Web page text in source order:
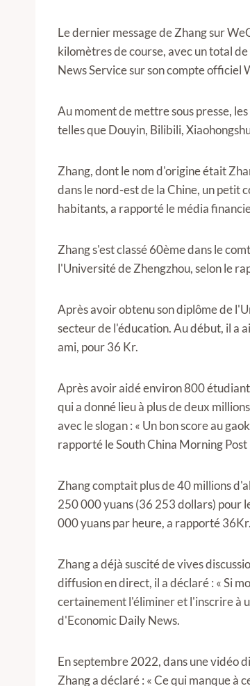
Le dernier message de Zhang sur
kilomètres de course, avec un total
News Service sur son compte officiel
Au moment de mettre sous presse,
telles que Douyin, Bilibili,
Zhang, dont le nom d'origine était
dans le nord-est de la Chine, un petit
habitants, a rapporté le média
Zhang s'est classé 60ème dans le
l'Université de Zhengzhou, selon le
Après avoir obtenu son diplôme de
secteur de l'éducation. Au début, il a
ami, pour 36 Kr.
Après avoir aidé environ 800
qui a donné lieu à plus de deux
avec le slogan : « Un bon score au
rapporté le South China Morning
Zhang comptait plus de 40 millions
250 000 yuans (36 253 dollars) pour
000 yuans par heure, a rapporté 36Kr.
Zhang a déjà suscité de vives
diffusion en direct, il a déclaré : « Si
certainement l'éliminer et l'inscrire à
d'Economic Daily News.
En septembre 2022, dans une vidéo
Zhang a déclaré : « Ce qui manque à